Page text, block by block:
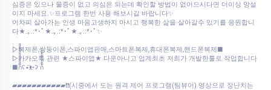
심증은 있으나 물증이 없고 의심은 되는데 확인할 방법이 없어으시다면 더이상 망설
이지 마세요.✨프로그램 한번 사용 해보시길 바랍니다✨
어차피 살아가는 인생 마음고생하지 마시고 행복한 삶을 살아갈수 있기를 응원합니
다★.｡.:*･ﾟ★.｡.:*･ﾟ★.｡.:*･ﾟ✨
▷복제폰,쌍둥이폰,스파이앱판매,스마트폰복제,휴대폰복제,핸드폰복제■
▷카카오톡 관련 ★스파이앱★ 다운아니고 업계최초 저희가 개발한툴로 작업합니다
■ก็็็็็็็็็็็็็ʕ•͡ᴥ•ʔ ก้้้้้้้้้้้
▰▰▰▰▰▰▰▰▰▰▰❗❗(시중에서 도는 원격 제어 프로그램(팀뷰어) 영상으로 장난치는